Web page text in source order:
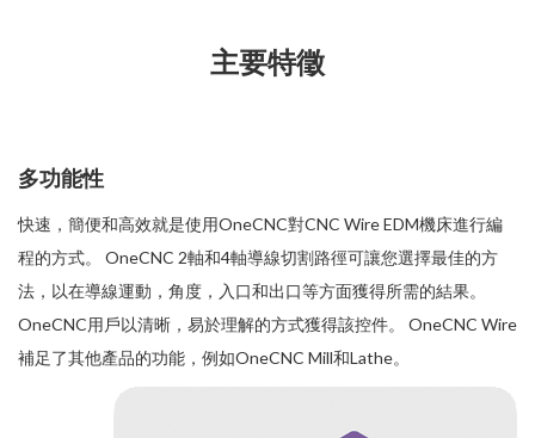
主要特徵
多功能性
快速，簡便和高效就是使用OneCNC對CNC Wire EDM機床進行編
程的方式。 OneCNC 2軸和4軸導線切割路徑可讓您選擇最佳的方
法，以在導線運動，角度，入口和出口等方面獲得所需的結果。
OneCNC用戶以清晰，易於理解的方式獲得該控件。 OneCNC Wire
補足了其他產品的功能，例如OneCNC Mill和Lathe。